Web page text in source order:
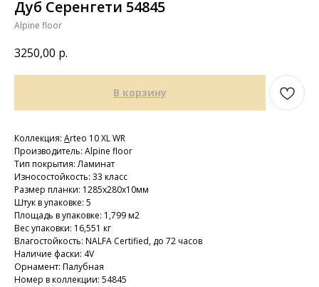
Дуб Серенгети 54845
Alpine floor
3250,00 р.
В корзину
Коллекция: Arteo 10 XL WR
Производитель: Alpine floor
Тип покрытия: Ламинат
Износостойкость: 33 класс
Размер планки: 1285х280х10мм
Штук в упаковке: 5
Площадь в упаковке: 1,799 м2
Вес упаковки: 16,551 кг
Влагостойкость: NALFA Certified, до 72 часов
Наличие фаски: 4V
Орнамент: Палубная
Номер в коллекции: 54845